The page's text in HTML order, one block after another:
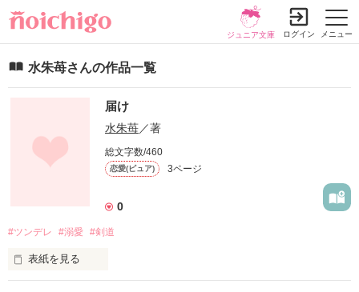
メニュー
ジュニア文庫 ログイン
水朱苺さんの作品一覧
届け
水朱苺／著
総文字数/460
恋愛(ピュア) 3ページ
0
#ツンデレ #溺愛 #剣道
表紙を見る